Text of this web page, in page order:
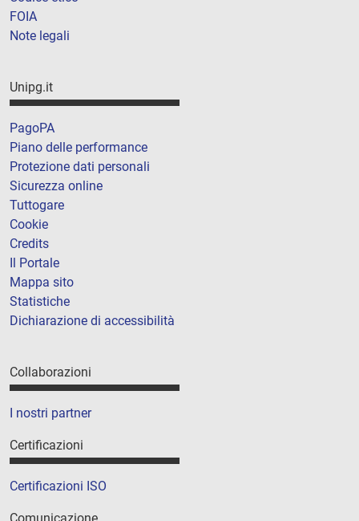
FOIA
Note legali
Unipg.it
PagoPA
Piano delle performance
Protezione dati personali
Sicurezza online
Tuttogare
Cookie
Credits
Il Portale
Mappa sito
Statistiche
Dichiarazione di accessibilità
Collaborazioni
I nostri partner
Certificazioni
Certificazioni ISO